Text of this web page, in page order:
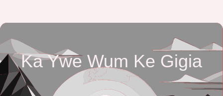
Ka Ywe Wum Ke Gigia